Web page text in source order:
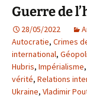
Guerre de
28/05/2022
Autocratie, Crimes
international,
Hubris, Impérialisme,
vérité, Relations
Ukraine, Vladimir